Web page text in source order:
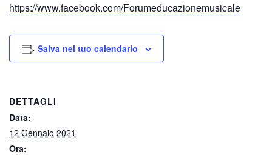
https://www.facebook.com/Forumeducazionemusicale
Salva nel tuo calendario
DETTAGLI
Data:
12 Gennaio 2021
Ora: